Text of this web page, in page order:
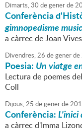
Dimarts,30 degenerde
Conferència
gimnopedisme
a càrrec de Joan
Divendres,26 degenerde
Poesia: Un viatge
Lectura de poemes
Coll
Dijous,25 degenerde
Conferència:L'inici
a càrrec d'Imma